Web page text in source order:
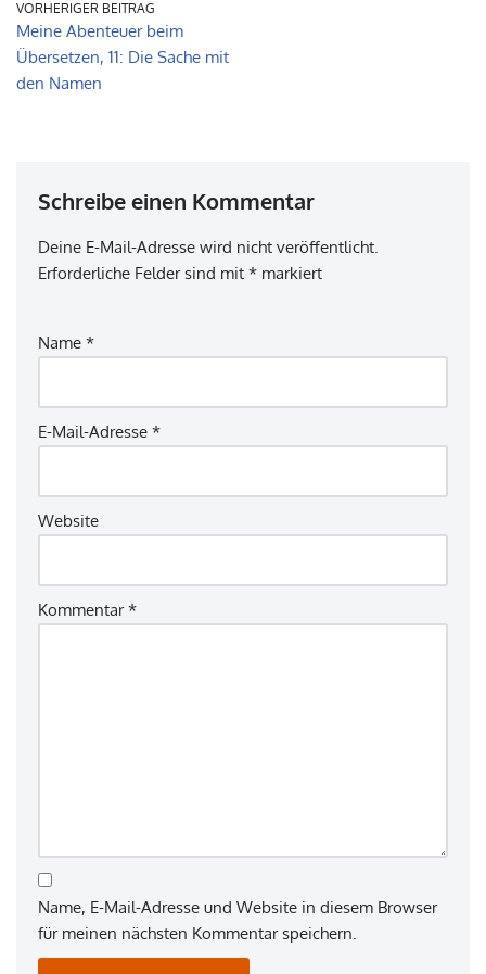
VORHERIGER BEITRAG
Meine Abenteuer beim
Übersetzen, 11: Die Sache mit
den Namen
Schreibe einen Kommentar
Deine E-Mail-Adresse wird nicht veröffentlicht.
Erforderliche Felder sind mit * markiert
Name *
E-Mail-Adresse *
Website
Kommentar*
Name, E-Mail-Adresse und Website in diesem Browser
für meinen nächsten Kommentar speichern.